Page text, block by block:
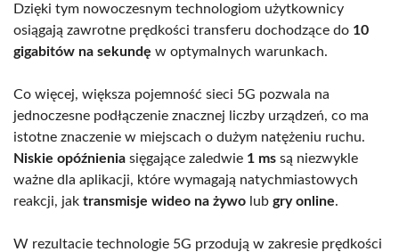
Dzięki tym nowoczesnym technologiom użytkownicy
osiągają zawrotne prędkości transferu dochodzące do 10
gigabitów na sekundę w optymalnych warunkach.
Co więcej, większa pojemność sieci 5G pozwala na
jednoczesne podłączenie znacznej liczby urządzeń, co ma
istotne znaczenie w miejscach o dużym natężeniu ruchu.
Niskie opóźnienia sięgające zaledwie 1 ms są niezwykle
ważne dla aplikacji, które wymagają natychmiastowych
reakcji, jak transmisje wideo na żywo lub gry online.
W rezultacie technologie 5G przodują w zakresie prędkości